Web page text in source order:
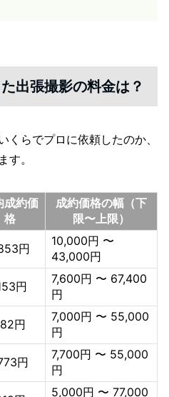
出張撮影の料金は？
くらでプロに依頼したのか、
す。
成約価
格
成約価格の幅（下
限〜上限）
円
10,000円 〜
43,000円
円
7,600円 〜 67,400
円
円
7,000円 〜 55,000
円
円
7,700円 〜 55,000
円
5,000円 〜 77,000